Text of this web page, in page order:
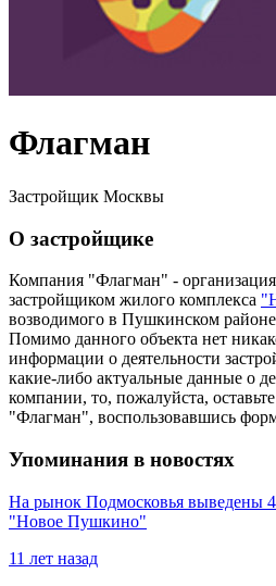
Флагман
Застройщик Москвы
О застройщике
Компания "Флагман" - организация,
застройщиком жилого комплекса
возводимого в Пушкинском
Помимо данного объекта нет
информации о деятельности
какие-либо актуальные данные о
компании, то, пожалуйста,
"Флагман", воспользовавшись
Упоминания в новостях
На рынок Подмосковья выведены
"Новое Пушкино"
11 лет назад